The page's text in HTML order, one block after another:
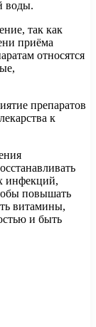
воды.
так как
приёма
относятся
препаратов
к
инфекций,
повышать
витамины,
и быть